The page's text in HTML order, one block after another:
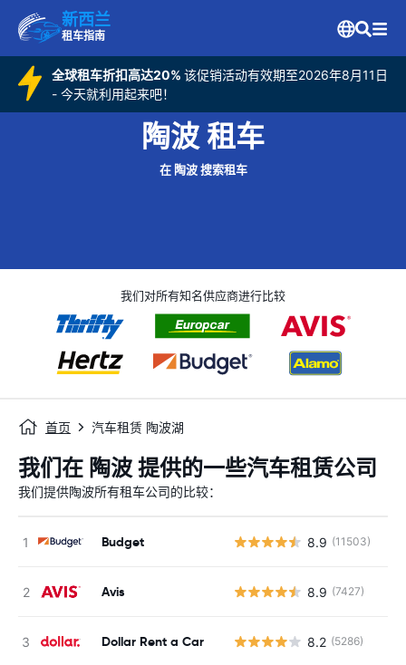
新西兰
租车指南
全球租车折扣高达20% 该促销活动有效期至2026年8月11日
- 今天就利用起来吧！
陶波 租车
在 陶波 搜索租车
我们对所有知名供应商进行比较
首页 汽车租赁 陶波湖
我们在 陶波 提供的一些汽车租赁公司
我们提供陶波所有租车公司的比较：
Budget 8.9 (11503)
Avis 8.9 (7427)
Dollar Rent a Car 8.2 (5286)